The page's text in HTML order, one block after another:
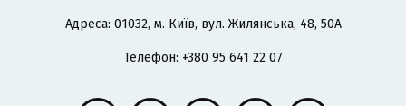
Адреса: 01032, м. Київ, вул. Жилянська, 48, 50А
Телефон: +380 95 641 22 07